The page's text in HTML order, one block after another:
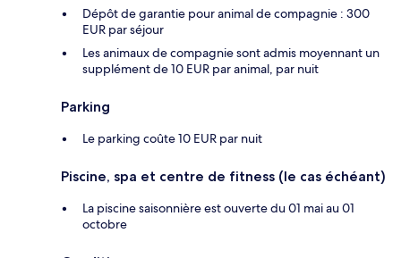
Dépôt de garantie pour animal de compagnie : 300
EUR par séjour
Les animaux de compagnie sont admis moyennant un
supplément de 10 EUR par animal, par nuit
Parking
Le parking coûte 10 EUR par nuit
Piscine, spa et centre de fitness (le cas échéant)
La piscine saisonnière est ouverte du 01 mai au 01
octobre